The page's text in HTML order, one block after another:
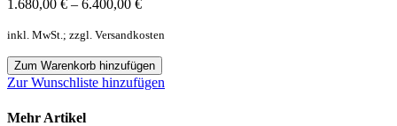
1.680,00 € – 6.400,00 €
inkl. MwSt.; zzgl. Versandkosten
Zum Warenkorb hinzufügen
Zur Wunschliste hinzufügen
Mehr Artikel